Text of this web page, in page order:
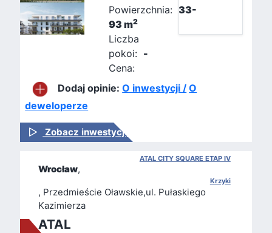
Powierzchnia: 33-
93 m2
Liczba
pokoi: -
Cena:
Dodaj opinie:O inwestycji / O
deweloperze
Zobacz inwestycję
ATAL CITY SQUARE ETAP IV
Wrocław,
Krzyki
, Przedmieście Oławskie,ul. Pułaskiego
Kazimierza
ATAL